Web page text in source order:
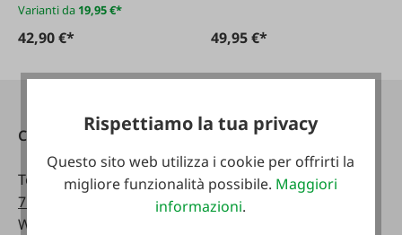
Varianti da 19,95 €*
42,90 €* 49,95 €*
Contatti
Telefono:0043 7672
716-0
WhatsApp:
Raggiungibile
telefonicamente:
Lunedì - venerdì:
Rispettiamo la tua privacy
Questo sito web utilizza i cookie per offrirti la
migliore funzionalità possibile. Maggiori
informazioni.